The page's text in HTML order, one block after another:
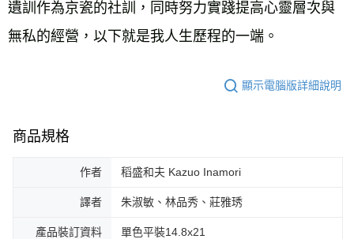
遺訓作為京瓷的社訓，同時努力實踐提高心靈層次與
無私的經營，以下就是我人生歷程的一端。
顯示電腦版詳細說明
商品規格
作者 稻盛和夫 Kazuo Inamori
譯者 朱淑敏、林品秀、莊雅琇
產品裝訂資料 單色平裝14.8x21